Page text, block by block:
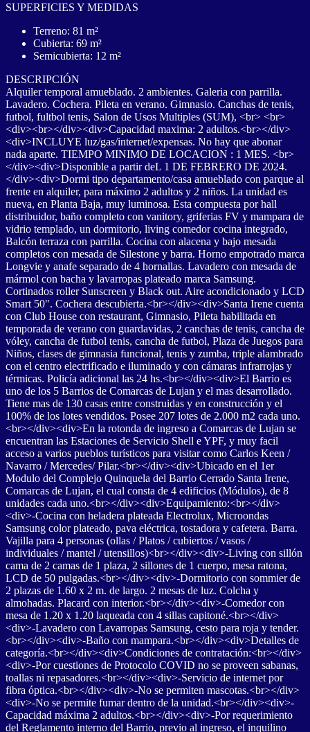
SUPERFICIES Y MEDIDAS
Terreno: 81 m²
Cubierta: 69 m²
Semicubierta: 12 m²
DESCRIPCIÓN
Alquiler temporal amueblado. 2 ambientes. Galeria con parrilla.
Lavadero. Cochera. Pileta en verano. Gimnasio. Canchas de tenis,
futbol, fultbol tenis, Salon de Usos Multiples (SUM), <br> <br>
<div><br></div><div>Capacidad maxima: 2 adultos.<br></div>
<div>INCLUYE luz/gas/internet/expensas. No hay que abonar
nada aparte. TIEMPO MINIMO DE LOCACION : 1 MES. <br>
</div><div>Disponible a partir deL 1 DE FEBRERO DE 2024.
</div><div>Dormi tipo departamento/casa amueblado con parque al
frente en alquiler, para máximo 2 adultos y 2 niños. La unidad es
nueva, en Planta Baja, muy luminosa. Esta compuesta por hall
distribuidor, baño completo con vanitory, griferias FV y mampara de
vidrio templado, un dormitorio, living comedor cocina integrado,
Balcón terraza con parrilla. Cocina con alacena y bajo mesada
completos con mesada de Silestone y barra. Horno empotrado marca
Longvie y anafe separado de 4 hornallas. Lavadero con mesada de
mármol con bacha y lavarropas plateado marca Samsung.
Cortinados roller Sunscreen y Black out. Aire acondicionado y LCD
Smart 50". Cochera descubierta.<br></div><div>Santa Irene cuenta
con Club House con restaurant, Gimnasio, Pileta habilitada en
temporada de verano con guardavidas, 2 canchas de tenis, cancha de
vóley, cancha de futbol tenis, cancha de futbol, Plaza de Juegos para
Niños, clases de gimnasia funcional, tenis y zumba, triple alambrado
con el centro electrificado e iluminado y con cámaras infrarrojas y
térmicas. Policía adicional las 24 hs.<br></div><div>El Barrio es
uno de los 5 Barrios de Comarcas de Lujan y el mas desarrollado.
Tiene mas de 130 casas entre construidas y en construcción y el
100% de los lotes vendidos. Posee 207 lotes de 2.000 m2 cada uno.
<br></div><div>En la rotonda de ingreso a Comarcas de Lujan se
encuentran las Estaciones de Servicio Shell e YPF, y muy facil
acceso a varios pueblos turísticos para visitar como Carlos Keen /
Navarro / Mercedes/ Pilar.<br></div><div>Ubicado en el 1er
Modulo del Complejo Quinquela del Barrio Cerrado Santa Irene,
Comarcas de Lujan, el cual consta de 4 edificios (Módulos), de 8
unidades cada uno.<br></div><div>Equipamiento:<br></div>
<div>-Cocina con heladera plateada Electrolux, Microondas
Samsung color plateado, pava eléctrica, tostadora y cafetera. Barra.
Vajilla para 4 personas (ollas / Platos / cubiertos / vasos /
individuales / mantel / utensillos)<br></div><div>-Living con sillón
cama de 2 camas de 1 plaza, 2 sillones de 1 cuerpo, mesa ratona,
LCD de 50 pulgadas.<br></div><div>-Dormitorio con sommier de
2 plazas de 1.60 x 2 m. de largo. 2 mesas de luz. Colcha y
almohadas. Placard con interior.<br></div><div>-Comedor con
mesa de 1.20 x 1.20 laqueada con 4 sillas capitoné.<br></div>
<div>-Lavadero con Lavarropas Samsung, cesto para roja y tender.
<br></div><div>-Baño con mampara.<br></div><div>Detalles de
categoría.<br></div><div>Condiciones de contratación:<br></div>
<div>-Por cuestiones de Protocolo COVID no se proveen sabanas,
toallas ni repasadores.<br></div><div>-Servicio de internet por
fibra óptica.<br></div><div>-No se permiten mascotas.<br></div>
<div>-No se permite fumar dentro de la unidad.<br></div><div>-
Capacidad máxima 2 adultos.<br></div><div>-Por requerimiento
del Reglamento interno del Barrio, previo al ingreso, el inquilino